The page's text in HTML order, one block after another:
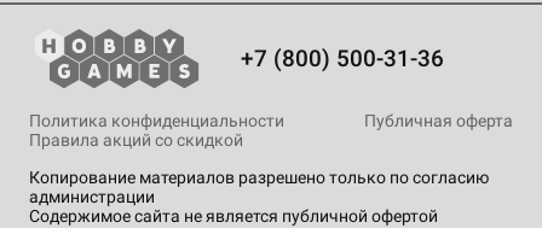
+7 (800) 500-31-36
Копирование материалов разрешено только по согласию
администрации
Содержимое сайта не является публичной офертой
Политика конфиденциальности
Публичная оферта
Правила акций со скидкой